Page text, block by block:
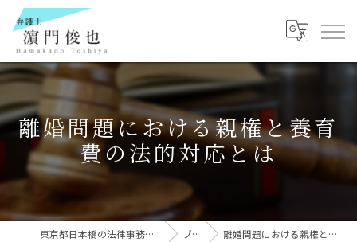
離婚問題における親権と養育
費の法的対応とは
東京都日本橋の法律事務所なら弁護士 濵門俊也 ブログ 離婚問題における親権と養育費の法的対応とは